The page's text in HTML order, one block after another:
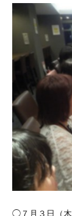
◯７月３日（木